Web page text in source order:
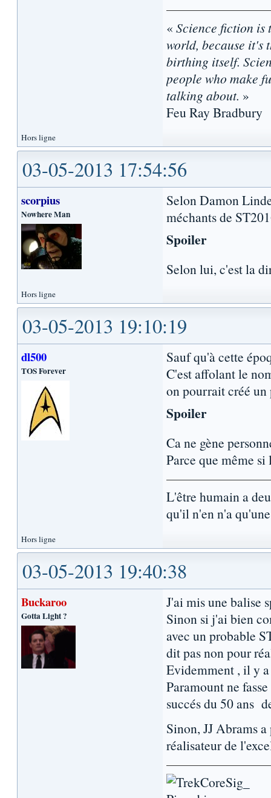
« Science fiction is
world, because it's
birthing itself.
people who make
talking about. »
Feu Ray Bradbury
Hors ligne
03-05-2013 17:54:56
scorpius
Nowhere Man
Selon Damon
méchants de
Spoiler
Selon lui, c'est la
Hors ligne
03-05-2013 19:10:19
dl500
TOS Forever
Sauf qu'à cette
C'est affolant le
on pourrait créé
Spoiler
Ca ne gène
Parce que même
L'être humain a
qu'il n'en n'a
Hors ligne
03-05-2013 19:40:38
Buckaroo
Gotta Light ?
J'ai mis une balise
Sinon si j'ai bien
avec un probable
dit pas non pour
Evidemment , il y a
Paramount ne
succés du 50 ans
Sinon, JJ Abrams
réalisateur de